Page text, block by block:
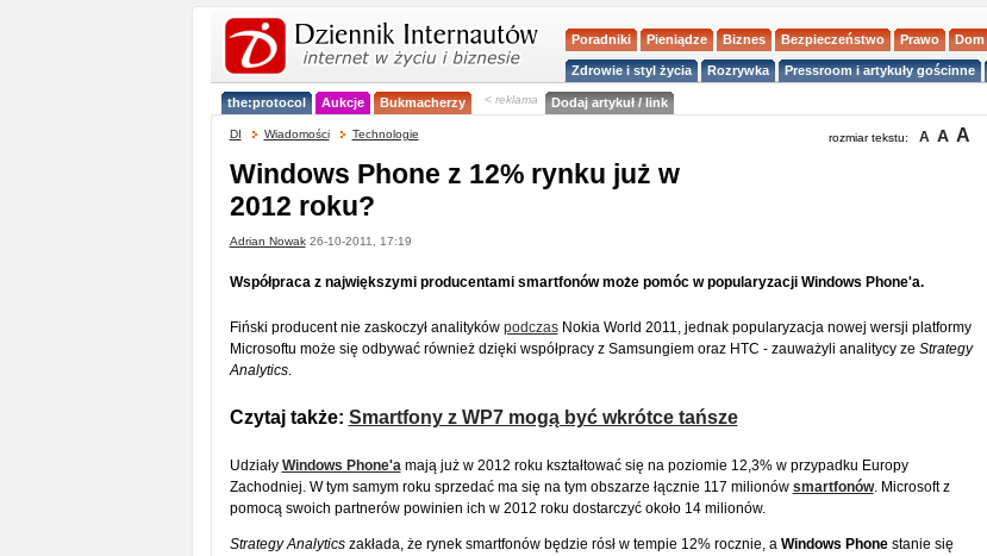
Poradniki Pieniądze Biznes Bezpieczeństwo Prawo Dom
Zdrowie i styl życia Rozrywka Pressroom i artykuły gościnne
the:protocol Aukcje Bukmacherzy < reklama Dodaj artykuł / link
DI Wiadomości Technologie rozmiar tekstu: A A A
Windows Phone z 12% rynku już w
2012 roku?
Adrian Nowak26-10-2011, 17:19
Współpraca z największymi producentami smartfonów może pomóc w popularyzacji Windows Phone'a.
Fiński producent nie zaskoczył analityków podczasNokia World 2011, jednak popularyzacja nowej wersji platformy
Microsoftu może się odbywać również dzięki współpracy z Samsungiem oraz HTC - zauważyli analitycy ze Strategy
Analytics.
Czytaj także: Smartfony z WP7 mogą być wkrótce tańsze
Udziały Windows Phone'amają już w 2012 roku kształtować się na poziomie 12,3% w przypadku Europy
Zachodniej. W tym samym roku sprzedać ma się na tym obszarze łącznie 117 milionów smartfonów. Microsoft z
pomocą swoich partnerów powinien ich w 2012 roku dostarczyć około 14 milionów.
Strategy Analyticszakłada, że rynek smartfonów będzie rósł w tempie 12% rocznie, a Windows Phonestanie się